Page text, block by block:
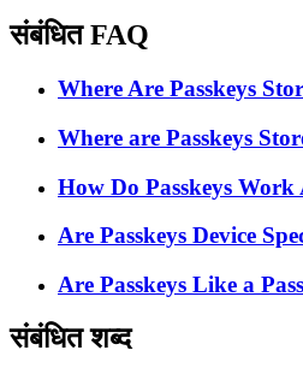
संबंधित FAQ
Where Are Passkeys
Where are Passkeys
How Do Passkeys Work
Are Passkeys Device
Are Passkeys Like a
संबंधित शब्द